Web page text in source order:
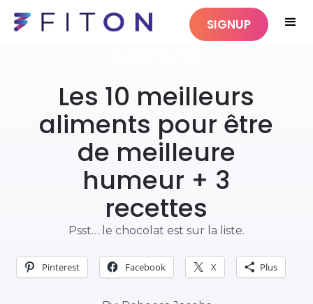
SIGNUP
Les 10 meilleurs
aliments pour être
de meilleure
humeur + 3
recettes
Psst… le chocolat est sur la liste.
Pinterest Facebook X Plus